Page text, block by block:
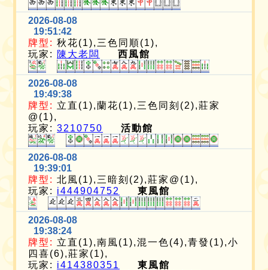
2026-08-08
19:51:42
牌型: 秋花(1),三色同順(1),
玩家:
陳大老闆 西風館
2026-08-08
19:49:38
牌型: 立直(1),蘭花(1),三色同刻(2),莊家
@(1),
玩家:3210750 活動館
2026-08-08
19:39:01
牌型: 北風(1),三暗刻(2),莊家@(1),
玩家: i444904752 東風館
2026-08-08
19:38:24
牌型: 立直(1),南風(1),混一色(4),青發(1),小
四喜(6),莊家(1),
玩家: i414380351 東風館